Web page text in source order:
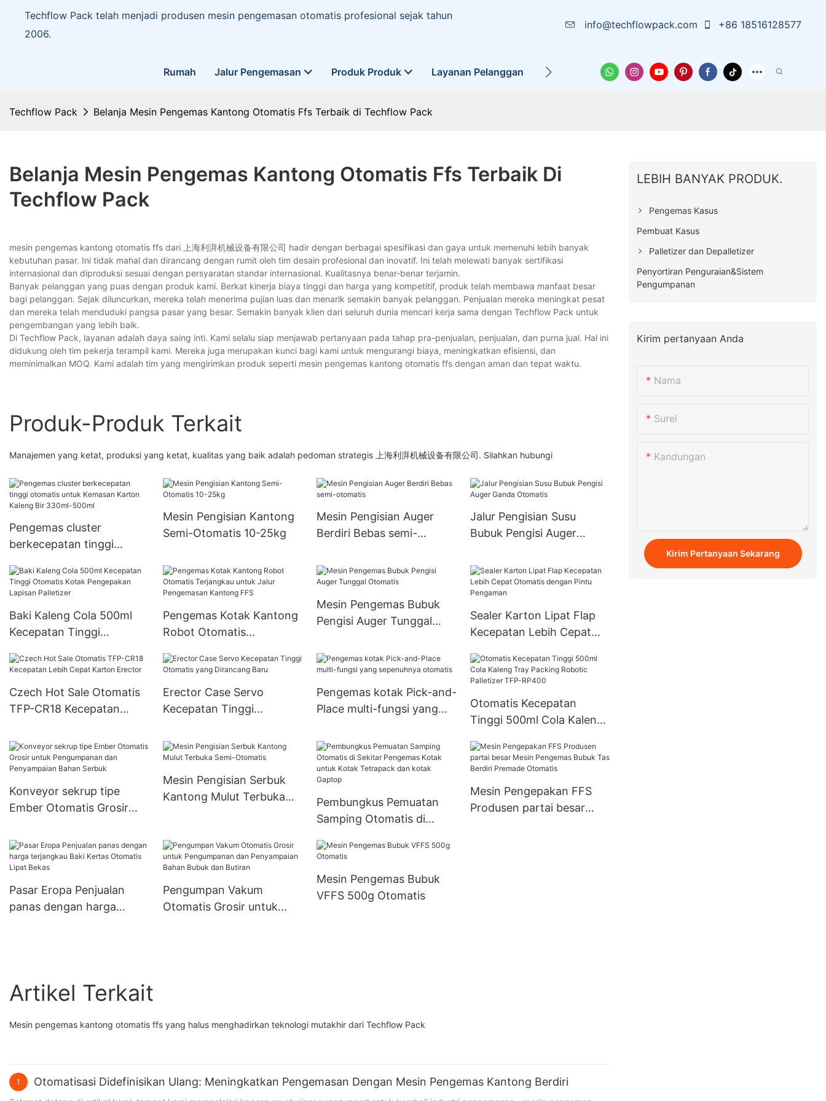
Techflow Pack telah menjadi produsen mesin pengemasan otomatis profesional sejak tahun
2006.
info@techflowpack.com +86 18516128577
Rumah Jalur Pengemasan Produk Produk Layanan Pelanggan Larutan Tentang Kami Wadah Pelindung
Techflow Pack Belanja Mesin Pengemas Kantong Otomatis Ffs Terbaik di Techflow Pack
Belanja Mesin Pengemas Kantong Otomatis Ffs Terbaik Di
Techflow Pack
mesin pengemas kantong otomatis ffs dari 上海利湃机械设备有限公司 hadir dengan berbagai spesifikasi dan gaya untuk memenuhi lebih banyak
kebutuhan pasar. Ini tidak mahal dan dirancang dengan rumit oleh tim desain profesional dan inovatif. Ini telah melewati banyak sertifikasi
internasional dan diproduksi sesuai dengan persyaratan standar internasional. Kualitasnya benar-benar terjamin.
Banyak pelanggan yang puas dengan produk kami. Berkat kinerja biaya tinggi dan harga yang kompetitif, produk telah membawa manfaat besar
bagi pelanggan. Sejak diluncurkan, mereka telah menerima pujian luas dan menarik semakin banyak pelanggan. Penjualan mereka meningkat pesat
dan mereka telah menduduki pangsa pasar yang besar. Semakin banyak klien dari seluruh dunia mencari kerja sama dengan Techflow Pack untuk
pengembangan yang lebih baik.
Di Techflow Pack, layanan adalah daya saing inti. Kami selalu siap menjawab pertanyaan pada tahap pra-penjualan, penjualan, dan purna jual. Hal ini
didukung oleh tim pekerja terampil kami. Mereka juga merupakan kunci bagi kami untuk mengurangi biaya, meningkatkan efisiensi, dan
meminimalkan MOQ. Kami adalah tim yang mengirimkan produk seperti mesin pengemas kantong otomatis ffs dengan aman dan tepat waktu.
Produk-Produk Terkait
Manajemen yang ketat, produksi yang ketat, kualitas yang baik adalah pedoman strategis 上海利湃机械设备有限公司. Silahkan hubungi
Pengemas cluster
berkecepatan tinggi
Karton Kaleng Bir 330ml-
500ml
Mesin Pengisian Kantong
Semi-Otomatis 10-25kg
Mesin Pengisian Auger
Berdiri Bebas semi-
Jalur Pengisian Susu
Bubuk Pengisi Auger
Baki Kaleng Cola 500ml
Kecepatan Tinggi
Pengepakan Lapisan
Pengemas Kotak Kantong
Robot Otomatis
Pengemasan Kantong FFS
Mesin Pengemas Bubuk
Pengisi Auger Tunggal
Sealer Karton Lipat Flap
Kecepatan Lebih Cepat
Pengaman
Czech Hot Sale Otomatis
TFP-CR18 Kecepatan
Erector
Erector Case Servo
Kecepatan Tinggi
Baru
Pengemas kotak Pick-and-
Place multi-fungsi yang
Otomatis Kecepatan
Tinggi 500ml Cola Kaleng
Palletizer TFP-RP400
Konveyor sekrup tipe
Ember Otomatis Grosir
Penyampaian Bahan
Serbuk
Mesin Pengisian Serbuk
Kantong Mulut Terbuka
Pembungkus Pemuatan
Samping Otomatis di
untuk Kotak Tetrapack
Mesin Pengepakan FFS
Produsen partai besar
Pasar Eropa Penjualan
panas dengan harga
Pengumpan Vakum
Otomatis Grosir untuk
Mesin Pengemas Bubuk
VFFS 500g Otomatis
Artikel Terkait
Mesin pengemas kantong otomatis ffs yang halus menghadirkan teknologi mutakhir dari Techflow Pack
1 Otomatisasi Didefinisikan Ulang: Meningkatkan Pengemasan Dengan Mesin Pengemas Kantong Berdiri
LEBIH BANYAK PRODUK.
Pengemas Kasus
Pembuat Kasus
Palletizer dan Depalletizer
Penyortiran Penguraian&Sistem
Pengumpanan
Kirim pertanyaan Anda
Nama
Surel
Kandungan
Kirim Pertanyaan Sekarang